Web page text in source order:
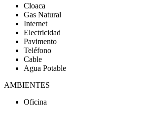
Cloaca
Gas Natural
Internet
Electricidad
Pavimento
Teléfono
Cable
Agua Potable
AMBIENTES
Oficina